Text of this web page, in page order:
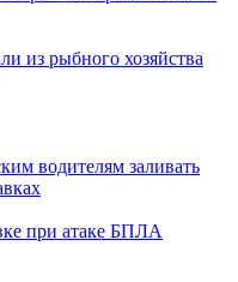
из рыбного хозяйства
водителям заливать
при атаке БПЛА